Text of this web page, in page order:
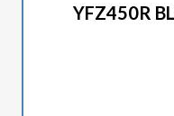
YFZ450R